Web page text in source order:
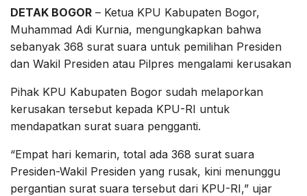
DETAK BOGOR – Ketua KPU Kabupaten Bogor,
Muhammad Adi Kurnia, mengungkapkan bahwa
sebanyak 368 surat suara untuk pemilihan Presiden
dan Wakil Presiden atau Pilpres mengalami kerusakan
Pihak KPU Kabupaten Bogor sudah melaporkan
kerusakan tersebut kepada KPU-RI untuk
mendapatkan surat suara pengganti.
“Empat hari kemarin, total ada 368 surat suara
Presiden-Wakil Presiden yang rusak, kini menunggu
pergantian surat suara tersebut dari KPU-RI,” ujar